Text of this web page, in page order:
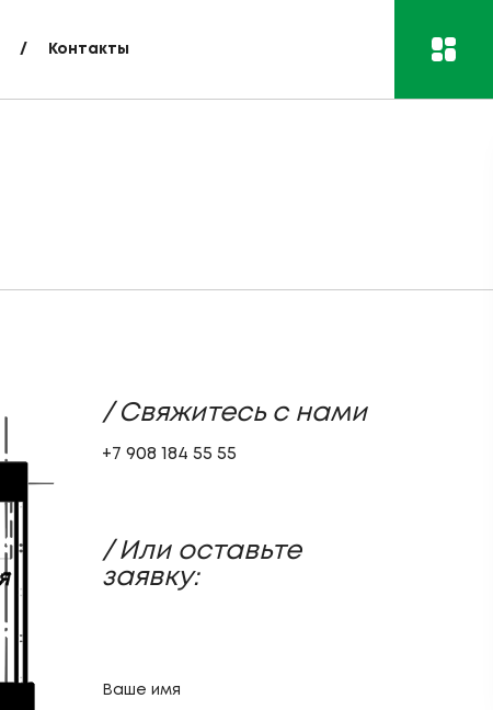
Контакты
/ Свяжитесь с нами
+7 908 184 55 55
/ Или оставьте
заявку: